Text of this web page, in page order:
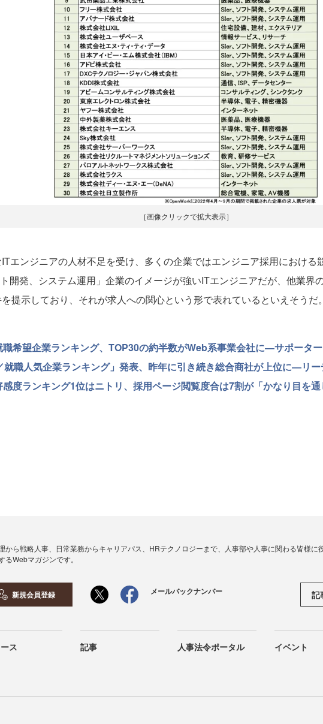
［画像クリックで拡大表示］
エンジニアの人材不足を受け、多くの企業ではエンジニア採用における
開発、システム運用」企業のイメージが強いITエンジニアだが、他業界
提示しており、それが求人への関心という形で表れているといえそうだ。
希望企業ランキング、TOP30の約半数がWeb系事業会社に―サポータ
就職人気企業ランキング」発表、昨年に引き続き総合商社が上位に―リ
度ランキング1位はニトリ、採用ページ閲覧度合は7割が「かなり目を
から戦略人事、日常業務からキャリアパス、HRテクノロジーまで、人事部や人事に関わる皆様
るWebマガジンです。
新規会員登録 メールバックナンバー 記
ス 記事 人事法令ポータル イベント